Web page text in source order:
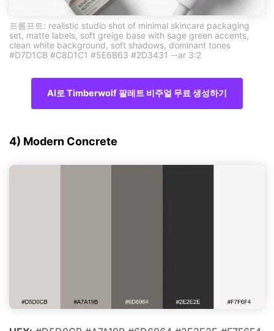
프롬프트: realistic studio shot of minimal skincare packaging
set, matte labels, soft greige base with sage green accents,
clean white background, soft shadows, dominant tones
#D7D1CB #C8D1C1 #5E6B63 #2D3431 --ar 3:2
AI로 Timberwolf 팔레트 비주얼 무료 생성하기
4) Modern Concrete